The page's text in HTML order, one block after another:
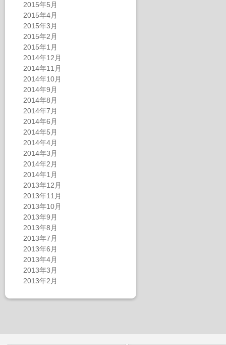
2015年5月
2015年4月
2015年3月
2015年2月
2015年1月
2014年12月
2014年11月
2014年10月
2014年9月
2014年8月
2014年7月
2014年6月
2014年5月
2014年4月
2014年3月
2014年2月
2014年1月
2013年12月
2013年11月
2013年10月
2013年9月
2013年8月
2013年7月
2013年6月
2013年4月
2013年3月
2013年2月